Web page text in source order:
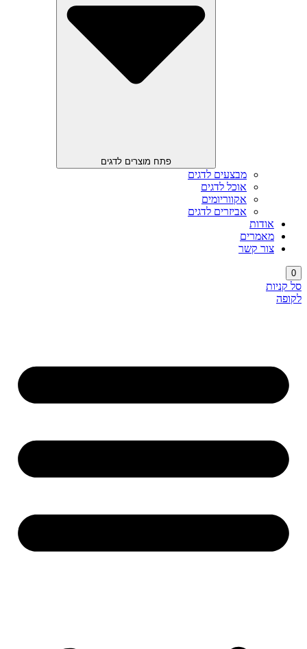
פתח מוצרים לדגים
מבצעים לדגים
אוכל לדגים
אקווריומים
אביזרים לדגים
אודות
מאמרים
צור קשר
0
סל קניות
לקופה